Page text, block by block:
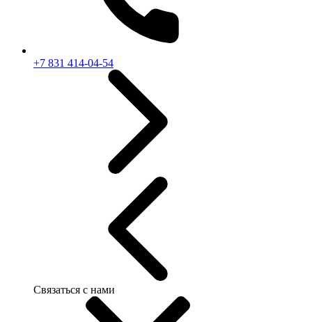
+7 831 414-04-54
Связаться с нами